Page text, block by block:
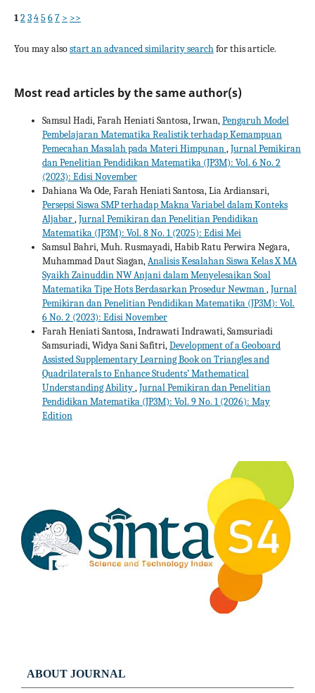
12345 67 > >>
You may alsostart an advanced similarity searchfor this article.
Most read articles by the same author(s)
Samsul Hadi, Farah Heniati Santosa, Irwan,Pengaruh Model
Pembelajaran Matematika Realistik terhadap Kemampuan
Pemecahan Masalah pada Materi Himpunan,Jurnal Pemikiran
dan Penelitian Pendidikan Matematika (JP3M): Vol. 6 No. 2
(2023): Edisi November
Dahiana Wa Ode, Farah Heniati Santosa, Lia Ardiansari,
Persepsi Siswa SMP terhadap Makna Variabel dalam Konteks
Aljabar,Jurnal Pemikiran dan Penelitian Pendidikan
Matematika (JP3M): Vol. 8 No. 1 (2025): Edisi Mei
Samsul Bahri, Muh. Rusmayadi, Habib Ratu Perwira Negara,
Muhammad Daut Siagan,Analisis Kesalahan Siswa Kelas X MA
Syaikh Zainuddin NW Anjani dalam Menyelesaikan Soal
Matematika Tipe Hots Berdasarkan Prosedur Newman,Jurnal
Pemikiran dan Penelitian Pendidikan Matematika (JP3M): Vol.
6 No. 2 (2023): Edisi November
Farah Heniati Santosa, Indrawati Indrawati, Samsuriadi
Samsuriadi, Widya Sani Safitri,Development of a Geoboard
Assisted Supplementary Learning Book on Triangles and
Quadrilaterals to Enhance Students’ Mathematical
Understanding Ability,Jurnal Pemikiran dan Penelitian
Pendidikan Matematika (JP3M): Vol. 9 No. 1 (2026): May
Edition
ABOUT JOURNAL